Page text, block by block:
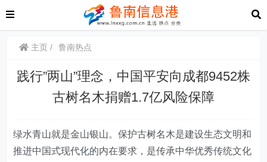
主页 鲁南热点
践行”两山”理念，中国平安向成都9452株
古树名木捐赠1.7亿风险保障
绿水青山就是金山银山。保护古树名木是建设生态文明和
推进中国式现代化的内在要求，是传承中华优秀传统文化